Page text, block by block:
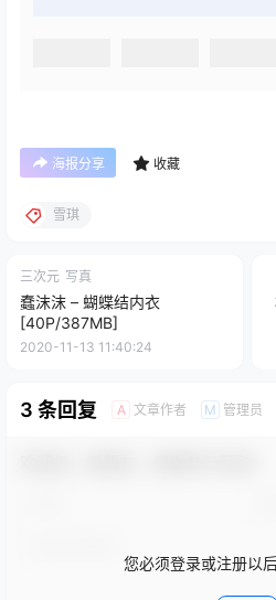
海报分享 收藏
雪琪
三次元 写真
蠢沫沫 – 蝴蝶结内衣
[40P/387MB]
2020-11-13 11:40:24
3 条回复 A 文章作者 M 管理员
您必须登录或注册以